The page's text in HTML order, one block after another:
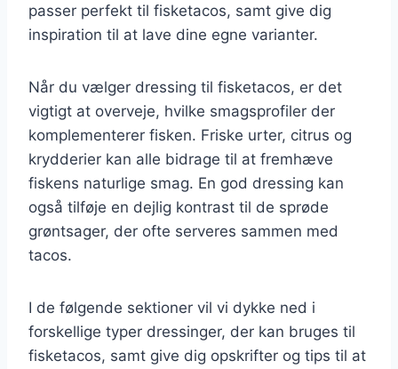
passer perfekt til fisketacos, samt give dig
inspiration til at lave dine egne varianter.
Når du vælger dressing til fisketacos, er det
vigtigt at overveje, hvilke smagsprofiler der
komplementerer fisken. Friske urter, citrus og
krydderier kan alle bidrage til at fremhæve
fiskens naturlige smag. En god dressing kan
også tilføje en dejlig kontrast til de sprøde
grøntsager, der ofte serveres sammen med
tacos.
I de følgende sektioner vil vi dykke ned i
forskellige typer dressinger, der kan bruges til
fisketacos, samt give dig opskrifter og tips til at